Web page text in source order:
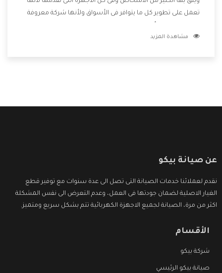
تعمل على تطوير كل ما يتوافر فى الأسواق ولأنها شركة معروفة
للعملاء أقوى العروض والخصومات التى تسهل على المستهلك
مشاهدة المزيد
عن صيانة بيكو
نقدم لعملائنا خدمات الصيانة التى تصل الى عدة سنوات مع توفير قطع
الغيار الاصلية لضمان جودتها فى العمل، وعدم التعرض الى نفس المشكلة
اكثر من مرة، الصيانة لجميع الاجهزة الكهربائية تتم بشكل سريع ومتميز.
الأقسام
شركة بيكو
صيانة بيكو الرئيسي